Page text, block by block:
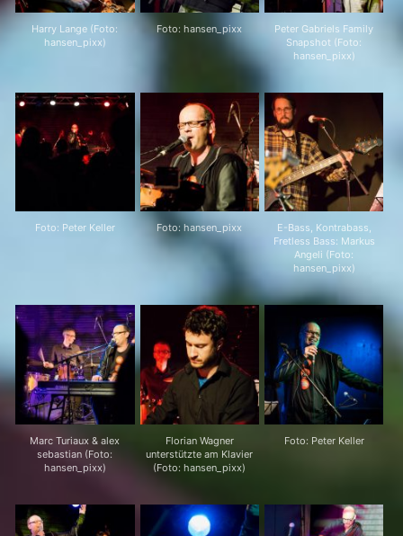
Harry Lange (Foto:
hansen_pixx)
Foto: hansen_pixx
Peter Gabriels Family
Snapshot (Foto:
hansen_pixx)
Foto: Peter Keller Foto: hansen_pixx
E-Bass, Kontrabass,
Fretless Bass: Markus
Angeli (Foto:
hansen_pixx)
Marc Turiaux & alex
sebastian (Foto:
hansen_pixx)
Florian Wagner
unterstützte am Klavier
(Foto: hansen_pixx)
Foto: Peter Keller